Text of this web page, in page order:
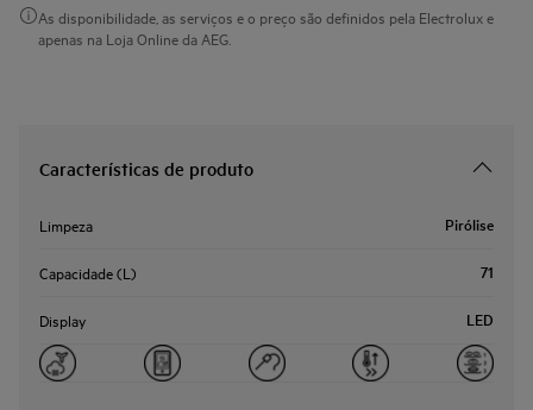
As disponibilidade, as serviços e o preço são definidos pela Electrolux e
apenas na Loja Online da AEG.
Características de produto
Limpeza Pirólise
Capacidade (L) 71
Display LED